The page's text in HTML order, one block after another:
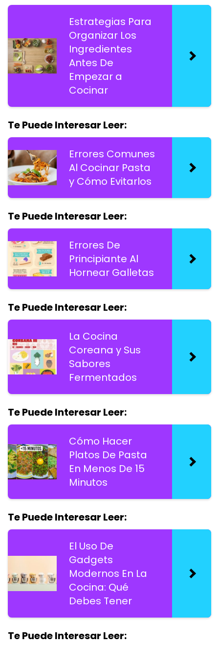
Estrategias Para
Organizar Los
Ingredientes
Antes De
Empezar a
Cocinar
Te Puede Interesar Leer:
Errores Comunes
Al Cocinar Pasta
y Cómo Evitarlos
Te Puede Interesar Leer:
Errores De
Principiante Al
Hornear Galletas
Te Puede Interesar Leer:
La Cocina
Coreana y Sus
Sabores
Fermentados
Te Puede Interesar Leer:
Cómo Hacer
Platos De Pasta
En Menos De 15
Minutos
Te Puede Interesar Leer:
El Uso De
Gadgets
Modernos En La
Cocina: Qué
Debes Tener
Te Puede Interesar Leer: